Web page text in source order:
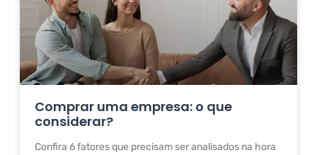
Comprar uma empresa: o que
considerar?
Confira 6 fatores que precisam ser analisados na hora